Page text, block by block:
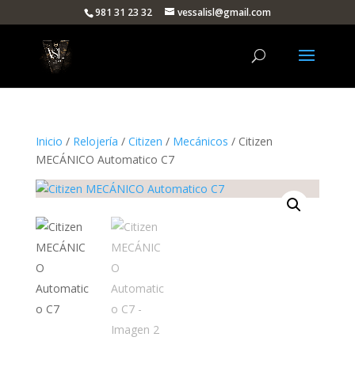
981 31 23 32 vessalisl@gmail.com
Inicio / Relojería / Citizen / Mecánicos / Citizen
MECÁNICO Automatico C7